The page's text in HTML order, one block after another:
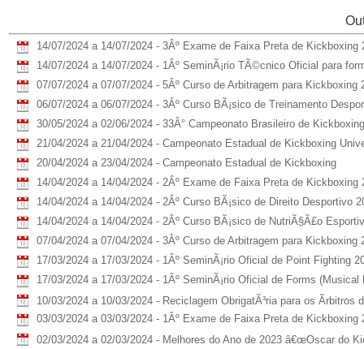
14/07/2024 a 14/07/2024 - 3Âº Exame de Faixa Preta de Kickboxing
14/07/2024 a 14/07/2024 - 1Âº SeminÃ¡rio TÃ©cnico Oficial para
07/07/2024 a 07/07/2024 - 5Âº Curso de Arbitragem para Kickboxing
06/07/2024 a 06/07/2024 - 3Âº Curso BÃ¡sico de Treinamento
30/05/2024 a 02/06/2024 - 33Â° Campeonato Brasileiro de
21/04/2024 a 21/04/2024 - Campeonato Estadual de Kickboxing
20/04/2024 a 23/04/2024 - Campeonato Estadual de Kickboxing
14/04/2024 a 14/04/2024 - 2Âº Exame de Faixa Preta de Kickboxing
14/04/2024 a 14/04/2024 - 2Âº Curso BÃ¡sico de Direito Desportivo
14/04/2024 a 14/04/2024 - 2Âº Curso BÃ¡sico de NutriÃ§Ã£o
07/04/2024 a 07/04/2024 - 3Âº Curso de Arbitragem para Kickboxing
17/03/2024 a 17/03/2024 - 1Âº SeminÃ¡rio Oficial de Point Fighting
17/03/2024 a 17/03/2024 - 1Âº SeminÃ¡rio Oficial de Forms
10/03/2024 a 10/03/2024 - Reciclagem ObrigatÃ³ria para os
03/03/2024 a 03/03/2024 - 1Âº Exame de Faixa Preta de Kickboxing
02/03/2024 a 02/03/2024 - Melhores do Ano de 2023 â€œOscar do